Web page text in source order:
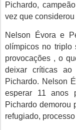
Pichardo,
vez que
Nelson Évora e
olímpicos no triplo
provocações , o
deixar críticas ao
Pichardo. Nelson
esperar 11 anos
Pichardo demorou
refugiado,